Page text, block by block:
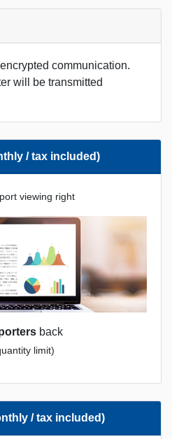
communication.
will be transmitted
/ tax included)
viewing right
back
limit)
/ tax included)